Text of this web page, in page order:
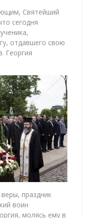
Святейший
сегодня
отдавшего свою
Георгия
праздник
воин
молясь ему в